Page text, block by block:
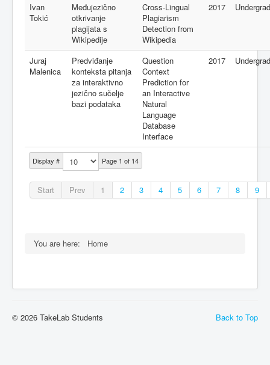
Display # Page 1 of 14
Start Prev 1 2 3 4 5 6 7 8 9
Ivan
Tokić
Međujezično
otkrivanje
plagijata s
Wikipedije
Cross-Lingual
Plagiarism
Detection from
Wikipedia
2017
Juraj
Malenica
Predviđanje
konteksta pitanja
za interaktivno
jezično sučelje
bazi podataka
Question
Context
Prediction for
an Interactive
Natural
Language
Database
Interface
2017
You are here: Home
Back to Top
© 2026 TakeLab Students